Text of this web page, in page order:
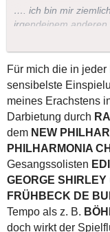
…. ich bin mir
irgendeinem
Wie auch immer,
Aufnahme wird in
sie wieder ins
Ehrlich gesagt, das
kannst Du das aber
klicke auf "ändern",
machen.
Liebe Grüße ins
typisches November-
Nemorino
Für mich die in
sensibelste
meines Erachstens
Darbietung durch
dem NEW
PHILHARMONIA
Gesangssolisten
GEORGE
FRÜHBECK DE
Tempo als z. B.
doch wirkt der